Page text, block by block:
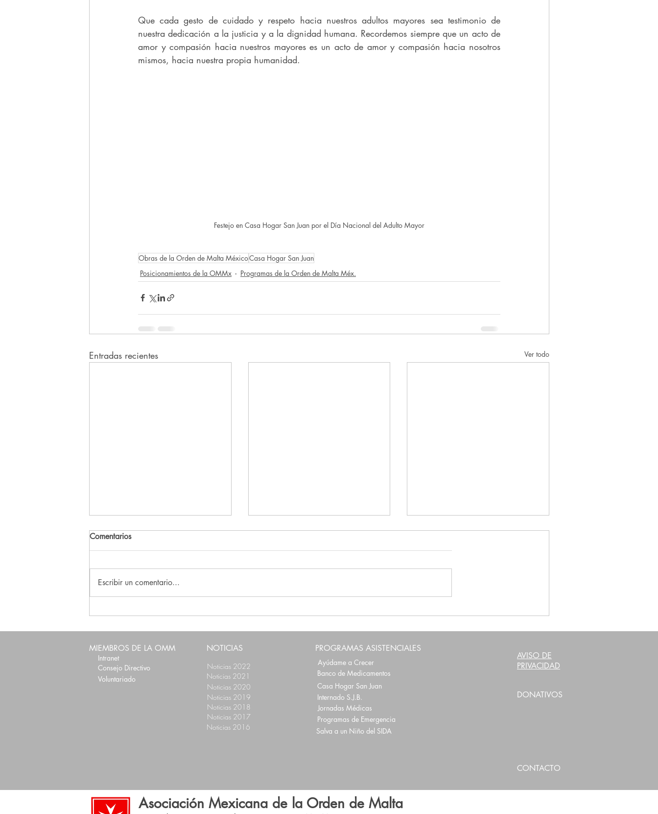
Que cada gesto de cuidado y respeto hacia nuestros adultos mayores sea testimonio de
nuestra dedicación a la justicia y a la dignidad humana. Recordemos siempre que un acto de
amor y compasión hacia nuestros mayores es un acto de amor y compasión hacia nosotros
mismos, hacia nuestra propia humanidad.
Festejo en Casa Hogar San Juan por el Día Nacional del Adulto Mayor
Obras de la Orden de Malta MéxicoCasa Hogar San Juan
Posicionamientos de la OMMx
Programas de la Orden de Malta Méx.
Entradas recientes Ver todo
contribuir a la lucha
promoción de la Paz
Comentarios
Escribir un comentario...
MIEMBROS DE LA OMM
Intranet
Consejo Directivo
Voluntariado
PROGRAMAS ASISTENCIALES
NOTICIAS
Noticias 2022
Noticias 2021
Noticias 2020
Noticias 2019
Noticias 2018
Noticias 2017
Noticias 2016
Ayúdame a Crecer
Banco de Medicamentos
Casa Hogar San Juan
Internado S.J.B.
Jornadas Médicas
Programas de Emergencia
Salva a un Niño del SIDA
AVISO DE
PRIVACIDAD
DONATIVOS
CONTACTO
Asociación Mexicana de la Orden de Malta